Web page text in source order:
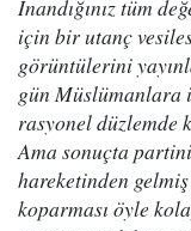
İnandığınız tüm
için bir utanç
görüntülerini
gün Müslümanlara
rasyonel düzlemde
Ama sonuçta
hareketinden
koparması öyle